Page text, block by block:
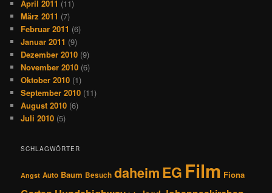
April 2011 (11)
März 2011 (7)
Februar 2011 (6)
Januar 2011 (9)
Dezember 2010 (9)
November 2010 (6)
Oktober 2010 (1)
September 2010 (11)
August 2010 (6)
Juli 2010 (5)
SCHLAGWÖRTER
Angst Auto Baum Besuch daheimEG Film Fiona